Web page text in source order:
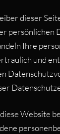
dieser
persönlichen
Ihre
und
Website